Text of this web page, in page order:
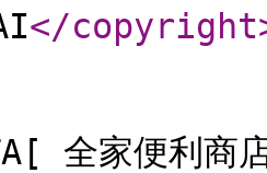
</copyright
全家便利